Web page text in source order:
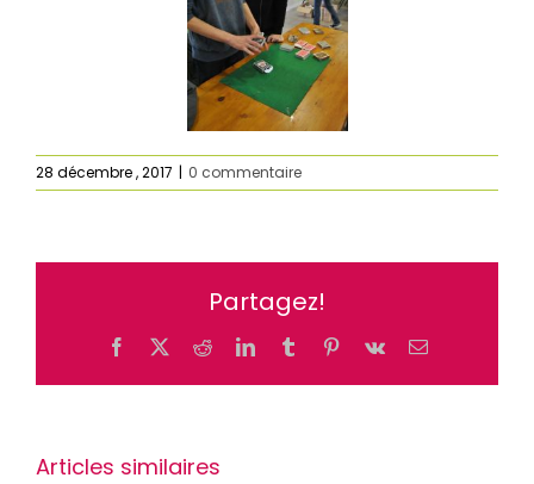
28 décembre , 2017 | 0 commentaire
Partagez!
Facebook
X RedditLinkedInTumblrPinterest
Vk Email
Articles similaires